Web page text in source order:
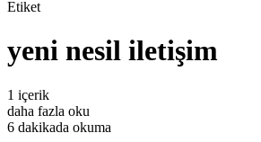
Etiket
yeni nesil iletişim
1 içerik
daha fazla oku
6 dakikada okuma